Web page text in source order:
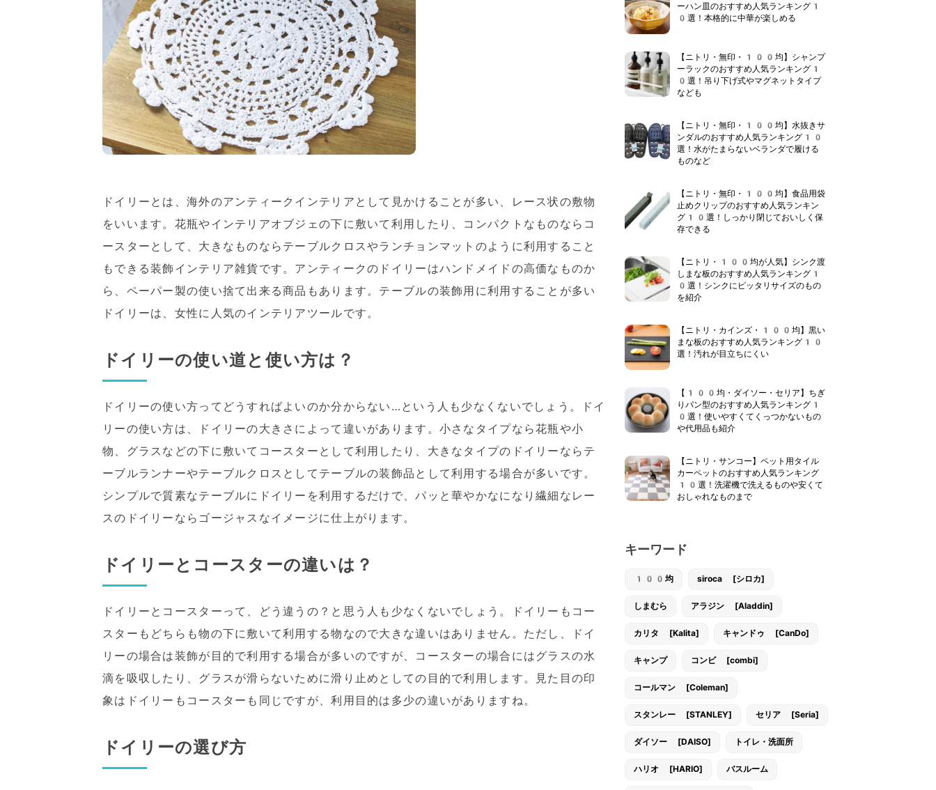
ドイリーとは、海外のアンティークインテリアとして見かけることが多い、レース状の敷物
をいいます。花瓶やインテリアオブジェの下に敷いて利用したり、コンパクトなものならコ
ースターとして、大きなものならテーブルクロスやランチョンマットのように利用すること
もできる装飾インテリア雑貨です。アンティークのドイリーはハンドメイドの高価なものか
ら、ペーパー製の使い捨て出来る商品もあります。テーブルの装飾用に利用することが多い
ドイリーは、女性に人気のインテリアツールです。
ドイリーの使い道と使い方は？
ドイリーの使い方ってどうすればよいのか分からない…という人も少なくないでしょう。ドイ
リーの使い方は、ドイリーの大きさによって違いがあります。小さなタイプなら花瓶や小
物、グラスなどの下に敷いてコースターとして利用したり、大きなタイプのドイリーならテ
ーブルランナーやテーブルクロスとしてテーブルの装飾品として利用する場合が多いです。
シンプルで質素なテーブルにドイリーを利用するだけで、パッと華やかなになり繊細なレー
スのドイリーならゴージャスなイメージに仕上がります。
ドイリーとコースターの違いは？
ドイリーとコースターって、どう違うの？と思う人も少なくないでしょう。ドイリーもコー
スターもどちらも物の下に敷いて利用する物なので大きな違いはありません。ただし、ドイ
リーの場合は装飾が目的で利用する場合が多いのですが、コースターの場合にはグラスの水
滴を吸収したり、グラスが滑らないために滑り止めとしての目的で利用します。見た目の印
象はドイリーもコースターも同じですが、利用目的は多少の違いがありますね。
ドイリーの選び方
ーハン皿のおすすめ人気ランキング1
0選！本格的に中華が楽しめる
【ニトリ・無印・100均】シャンプ
ーラックのおすすめ人気ランキング1
0選！吊り下げ式やマグネットタイプ
なども
【ニトリ・無印・100均】水抜きサ
ンダルのおすすめ人気ランキング10
選！水がたまらないベランダで履ける
ものなど
【ニトリ・無印・100均】食品用袋
止めクリップのおすすめ人気ランキン
グ10選！しっかり閉じておいしく保
存できる
【ニトリ・100均が人気】シンク渡
しまな板のおすすめ人気ランキング1
0選！シンクにピッタリサイズのもの
を紹介
【ニトリ・カインズ・100均】黒い
まな板のおすすめ人気ランキング10
選！汚れが目立ちにくい
【100均・ダイソー・セリア】ちぎ
りパン型のおすすめ人気ランキング1
0選！使いやすくてくっつかないもの
や代用品も紹介
【ニトリ・サンコー】ペット用タイル
カーペットのおすすめ人気ランキング
10選！洗濯機で洗えるものや安くて
おしゃれなものまで
キーワード
100均 siroca [シロカ]
しまむら アラジン [Aladdin]
カリタ [Kalita] キャンドゥ [CanDo]
キャンプ コンビ [combi]
コールマン [Coleman]
スタンレー [STANLEY] セリア [Seria]
ダイソー [DAISO] トイレ・洗面所
ハリオ [HARIO] バスルーム